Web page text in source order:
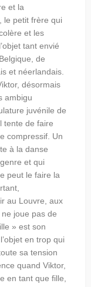
et la
le petit frère qui
et les
tant envié
de
et néerlandais.
désormais
ambigu
juvénile de
tente de faire
compressif. Un
à la danse
et qui
peut le faire la
au Louvre, aux
joue pas de
» est son
en trop qui
sa tension
quand Viktor,
en tant que fille,